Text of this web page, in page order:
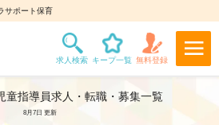
サポート保育
童指導員求人・転職・募集一覧
8月7日 更新